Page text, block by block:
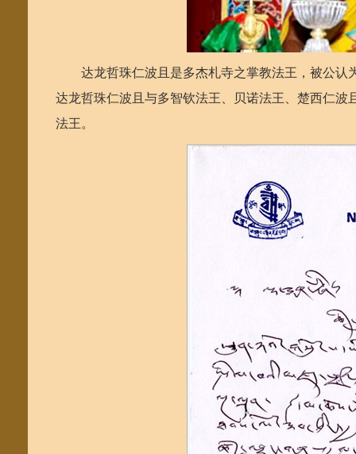
达龙哲珠仁波且是多杰札寺之掌教法王，被公认
达龙哲珠仁波且与多智钦法王、贝诺法王、楚西仁
法王。